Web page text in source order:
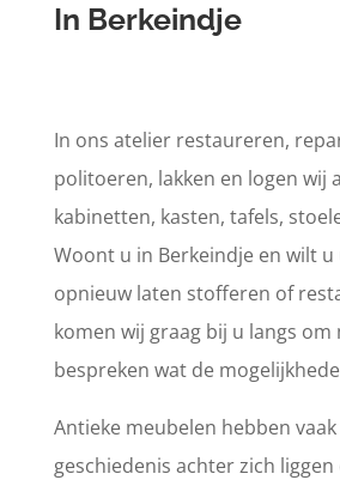
In Berkeindje
In ons atelier restaureren,
politoeren, lakken en logen wij
kabinetten, kasten, tafels,
Woont u in Berkeindje en wilt u
opnieuw laten stofferen of
komen wij graag bij u langs om
bespreken wat de
Antieke meubelen hebben
geschiedenis achter zich